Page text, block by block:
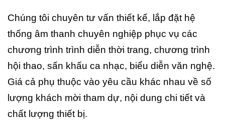
Chúng tôi chuyên tư vấn thiết kế, lắp đặt hệ
thống âm thanh chuyên nghiệp phục vụ các
chương trình trình diễn thời trang, chương trình
hội thao, sấn khấu ca nhạc, biểu diễn văn nghệ.
Giá cả phụ thuộc vào yêu cầu khác nhau về số
lượng khách mời tham dự, nội dung chi tiết và
chất lượng thiết bị.